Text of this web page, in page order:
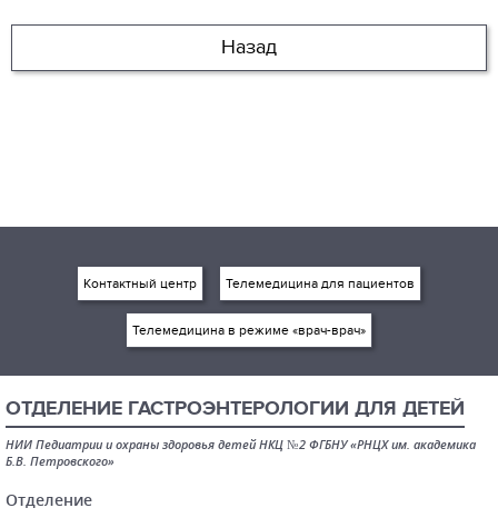
Назад
Контактный центр Телемедицина для пациентов
Телемедицина в режиме «врач-врач»
ОТДЕЛЕНИЕ ГАСТРОЭНТЕРОЛОГИИ ДЛЯ ДЕТЕЙ
НИИ Педиатрии и охраны здоровья детей НКЦ №2 ФГБНУ «РНЦХ им. академика
Б.В. Петровского»
Отделение